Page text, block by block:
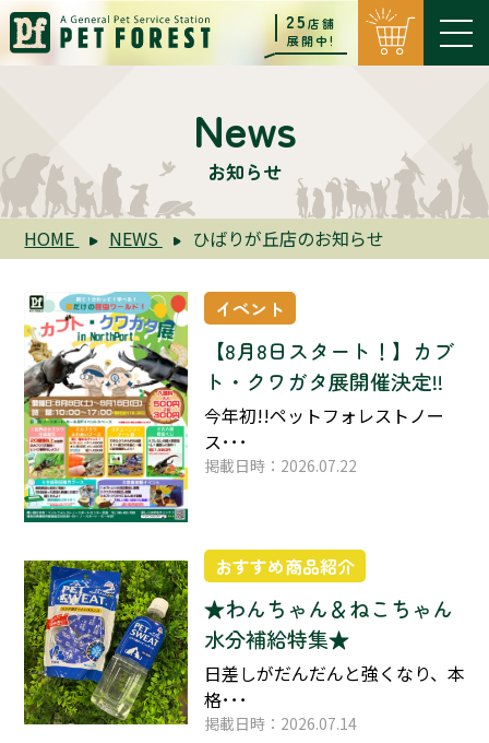
25店舗
展開中!
News
お知らせ
HOME NEWS ひばりが丘店のお知らせ
イベント
【8月8日スタート！】カブ
ト・クワガタ展開催決定!!
今年初!!ペットフォレストノー
ス･･･
掲載日時：2026.07.22
おすすめ商品紹介
★わんちゃん＆ねこちゃん
水分補給特集★
日差しがだんだんと強くなり、本
格･･･
掲載日時：2026.07.14